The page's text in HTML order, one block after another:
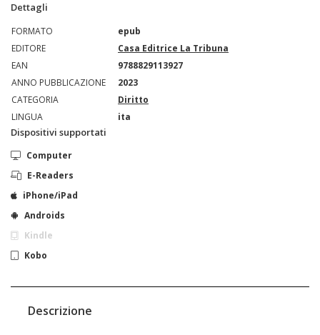
Dettagli
FORMATO
epub
EDITORE
Casa Editrice La Tribuna
EAN
9788829113927
ANNO PUBBLICAZIONE
2023
CATEGORIA
Diritto
LINGUA
ita
Dispositivi supportati
Computer
E-Readers
iPhone/iPad
Androids
Kindle
Kobo
Descrizione